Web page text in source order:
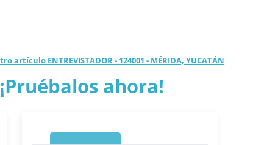
artículo ENTREVISTADOR - 124001 - MÉRIDA, YUCATÁN
ahora!